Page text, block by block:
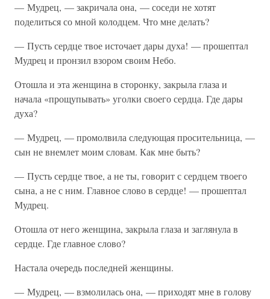
— Мудрец, — закричала она, — соседи не хотят
поделиться со мной колодцем. Что мне делать?
— Пусть сердце твое источает дары духа! — прошептал
Мудрец и пронзил взором своим Небо.
Отошла и эта женщина в сторонку, закрыла глаза и
начала «прощупывать» уголки своего сердца. Где дары
духа?
— Мудрец, — промолвила следующая просительница, —
сын не внемлет моим словам. Как мне быть?
— Пусть сердце твое, а не ты, говорит с сердцем твоего
сына, а не с ним. Главное слово в сердце! — прошептал
Мудрец.
Отошла от него женщина, закрыла глаза и заглянула в
сердце. Где главное слово?
Настала очередь последней женщины.
— Мудрец, — взмолилась она, — приходят мне в голову